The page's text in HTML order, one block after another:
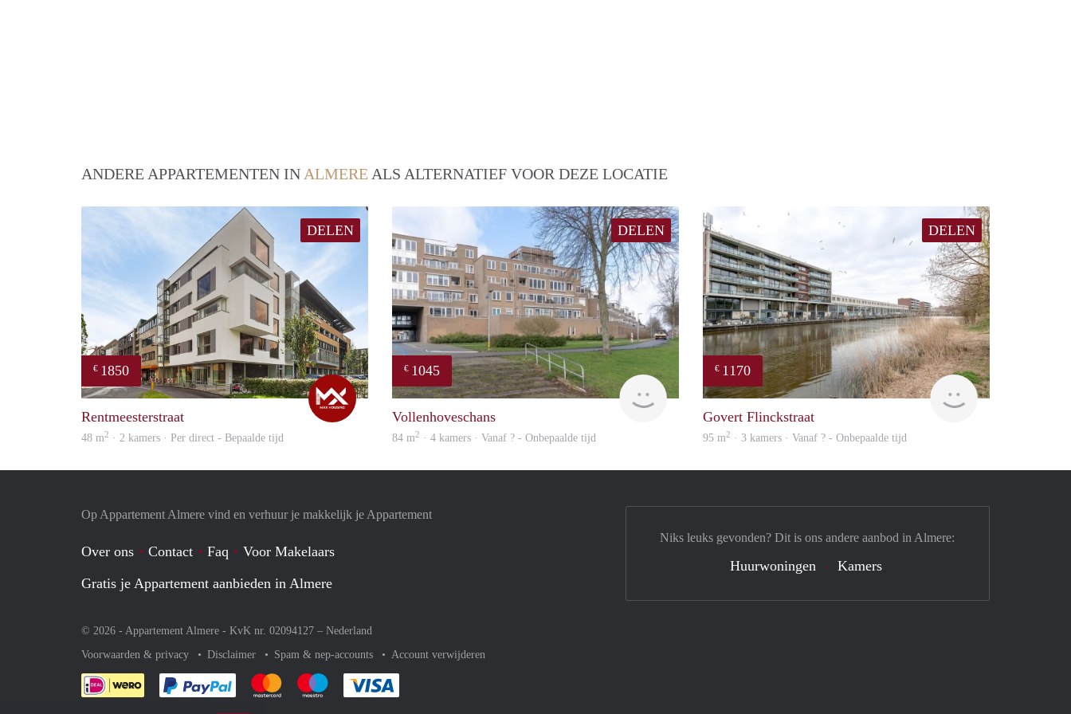
ANDERE APPARTEMENTEN IN ALMERE ALS ALTERNATIEF VOOR DEZE LOCATIE
DELEN
€ 1850
Max
Rentmeesterstraat
48 m2 · 2 kamers · Per direct - Bepaalde tijd
DELEN
€ 1045
finder
Vollenhoveschans
84 m2 · 4 kamers · Vanaf ? - Onbepaalde tijd
DELEN
€ 1170
Woning
Govert Flinckstraat
95 m2 · 3 kamers · Vanaf ? - Onbepaalde tijd
Op Appartement Almere vind en verhuur je makkelijk je Appartement
Over ons Contact Faq
Voor Makelaars
Gratis je Appartement aanbieden in Almere
© 2026 - Appartement Almere - KvK nr. 02094127 – Nederland
Voorwaarden & privacy
Disclaimer Spam & nep-accounts Account verwijderen
Je rekent gemakkelijk af met Paypal
Je rekent gemakkelijk af met Mastercard
Je rekent gemakkelijk af met Meastro
Niks leuks gevonden? Dit is ons andere aanbod in Almere:
Huurwoningen Kamers